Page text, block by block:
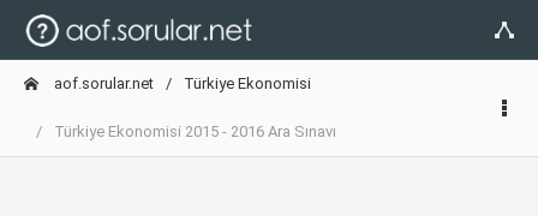
aof.sorular.net Türkiye Ekonomisi
Türkiye Ekonomisi 2015 - 2016 Ara Sınavı